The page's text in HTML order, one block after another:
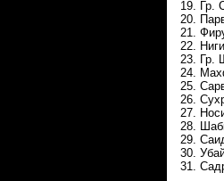
19. Гр.
20.
21.
22.
23. Гр.
24.
25.
26.
27.
28.
29.
30.
31.